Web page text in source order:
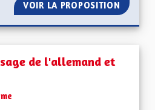
VOIR LA PROPOSITION POUR
de l'allemand et